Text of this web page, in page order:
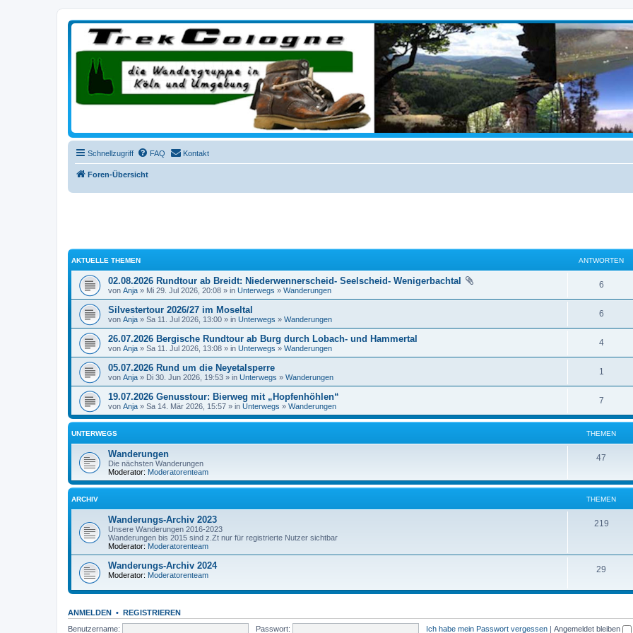
trekcologne.de
Wanderungen rund um Köln
Schnellzugriff FAQ Kontakt
Foren-Übersicht
AKTUELLE THEMEN ANTWORTEN
02.08.2026 Rundtour ab Breidt: Niederwennerscheid- Seelscheid- Wenigerbachtal
von Anja » Mi 29. Jul 2026, 20:08 » in Unterwegs » Wanderungen
6
Silvestertour 2026/27 im Moseltal
von Anja » Sa 11. Jul 2026, 13:00 » in Unterwegs » Wanderungen
6
26.07.2026 Bergische Rundtour ab Burg durch Lobach- und Hammertal
von Anja » Sa 11. Jul 2026, 13:08 » in Unterwegs » Wanderungen
4
05.07.2026 Rund um die Neyetalsperre
von Anja » Di 30. Jun 2026, 19:53 » in Unterwegs » Wanderungen
1
19.07.2026 Genusstour: Bierweg mit „Hopfenhöhlen“
von Anja » Sa 14. Mär 2026, 15:57 » in Unterwegs » Wanderungen
7
UNTERWEGS THEMEN
Wanderungen
Die nächsten Wanderungen
Moderator: Moderatorenteam
47
ARCHIV THEMEN
Wanderungs-Archiv 2023
Unsere Wanderungen 2016-2023
Wanderungen bis 2015 sind z.Zt nur für registrierte Nutzer sichtbar
Moderator: Moderatorenteam
219
Wanderungs-Archiv 2024
Moderator: Moderatorenteam
29
ANMELDEN •
REGISTRIEREN
Benutzername:
Passwort: Ich habe mein Passwort vergessen | Angemeldet bleiben